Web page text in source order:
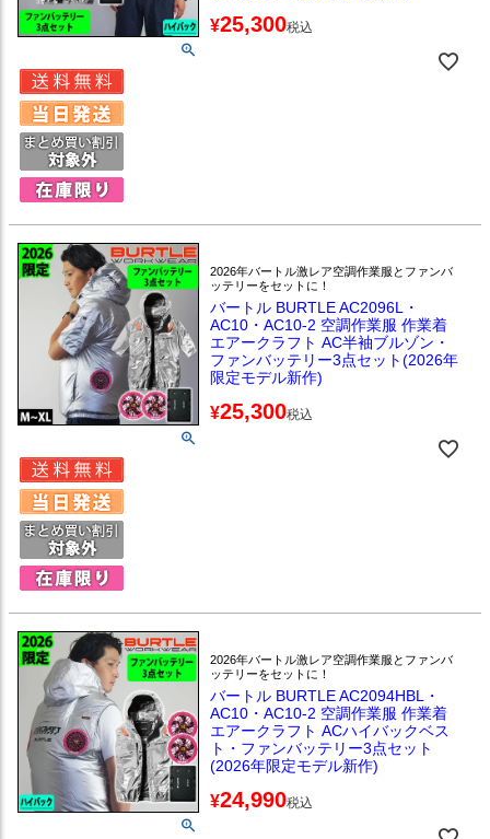
¥25,300税込
2026年バートル激レア空調作業服とファンバ
ッテリーをセットに！
バートル BURTLE AC2096L・
AC10・AC10-2 空調作業服 作業着
エアークラフト AC半袖ブルゾン・
ファンバッテリー3点セット(2026年
限定モデル新作)
¥25,300税込
2026年バートル激レア空調作業服とファンバ
ッテリーをセットに！
バートル BURTLE AC2094HBL・
AC10・AC10-2 空調作業服 作業着
エアークラフト ACハイバックベス
ト・ファンバッテリー3点セット
(2026年限定モデル新作)
¥24,990税込